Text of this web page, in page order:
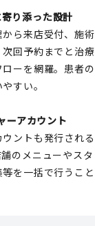
り添った設計
ら来店受付、施術
回予約までと治療
ーを網羅。患者の
すい。
ーアカウント
ントも発行される
のメニューやスタ
を一括で行うこと